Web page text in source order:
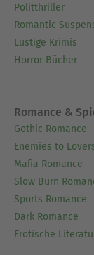
Politthriller
Romantic
Lustige Krimis
Horror Bücher
Romance &
Gothic Romance
Enemies to
Mafia Romance
Slow Burn
Sports Romance
Dark Romance
Erotische